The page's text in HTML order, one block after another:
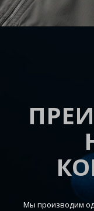
Мы производим